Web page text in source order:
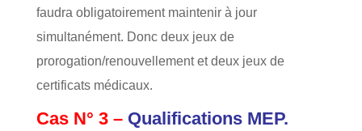
faudra obligatoirement maintenir à jour
simultanément. Donc deux jeux de
prorogation/renouvellement et deux jeux de
certificats médicaux.
Cas N° 3 – Qualifications MEP.